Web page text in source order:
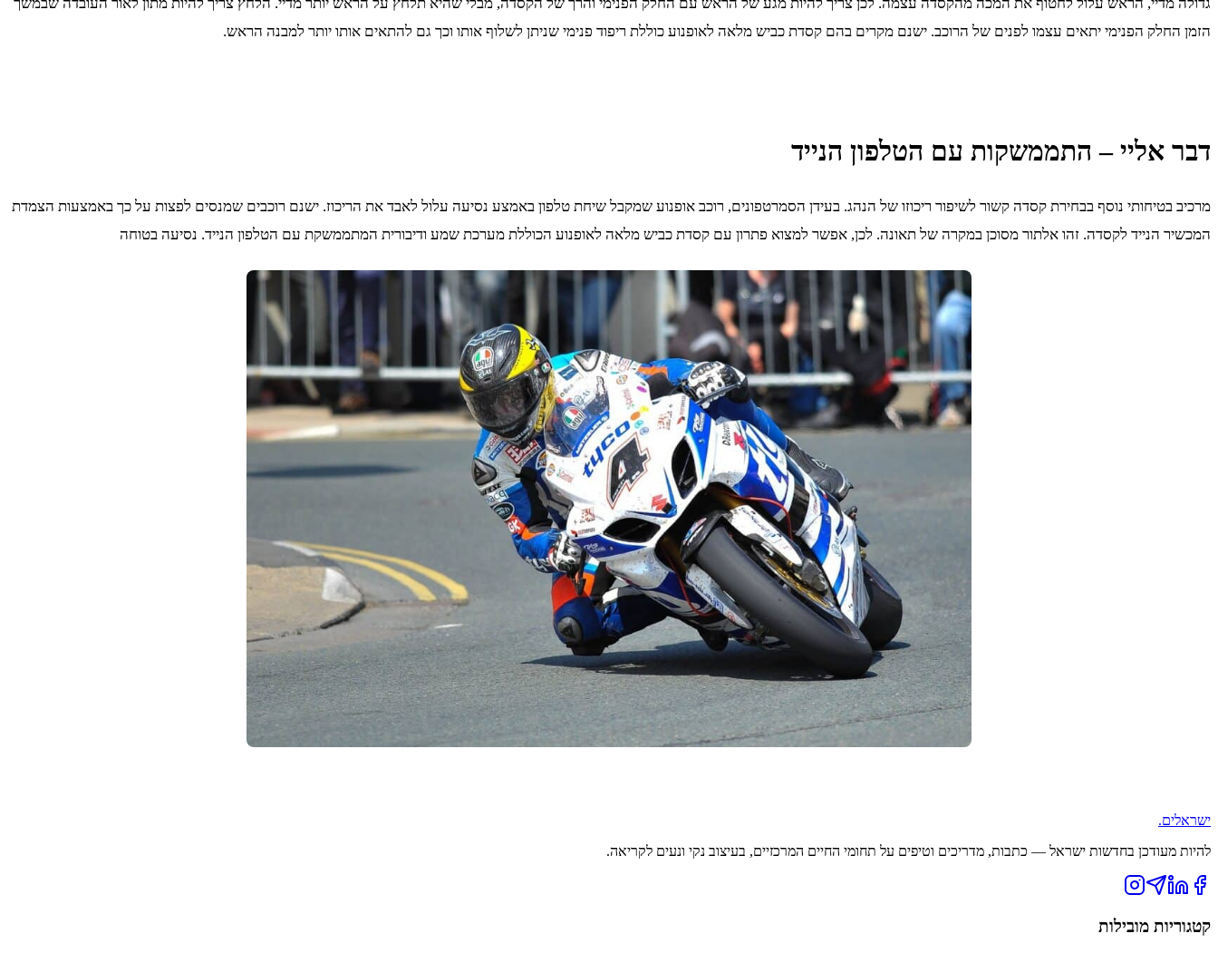
הזמן החלק הפנימי יתאים עצמו לפנים של הרוכב. ישנם מקרים בהם קסדת כביש מלאה לאופנוע כוללת ריפוד פנימי שניתן לשלוף אותו וכך גם להתאים אותו יותר למבנה הראש.
דבר אליי – התממשקות עם הטלפון הנייד
מרכיב בטיחותי נוסף בבחירת קסדה קשור לשיפור ריכוזו של הנהג. בעידן הסמרטפונים, רוכב אופנוע שמקבל שיחת טלפון באמצע נסיעה עלול לאבד את הריכוז. ישנם רוכבים שמנסים לפצות על כך באמצעות הצמדת
המכשיר הנייד לקסדה. זהו אלתור מסוכן במקרה של תאונה. לכן, אפשר למצוא פתרון עם קסדת כביש מלאה לאופנוע הכוללת מערכת שמע ודיבורית המתממשקת עם הטלפון הנייד. נסיעה בטוחה
ישראלים.
להיות מעודכן בחדשות ישראל — כתבות, מדריכים וטיפים על תחומי החיים המרכזיים, בעיצוב נקי ונעים לקריאה.
קטגוריות מובילות